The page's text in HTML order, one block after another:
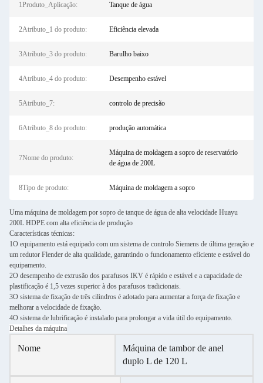
1Produto_Aplicação: Tanque de água
2Atributo_1 do produto: Eficiência elevada
3Atributo_3 do produto: Barulho baixo
4Atributo_4 do produto: Desempenho estável
5Atributo_7: controlo de precisão
6Atributo_8 do produto: produção automática
7Nome do produto:
Máquina de moldagem a sopro de reservatório
de água de 200L
8Tipo de produto: Máquina de moldagem a sopro
Uma máquina de moldagem por sopro de tanque de água de alta velocidade Huayu
200L HDPE com alta eficiência de produção
Características técnicas:
1O equipamento está equipado com um sistema de controlo Siemens de última geração e
um redutor Flender de alta qualidade, garantindo o funcionamento eficiente e estável do
equipamento.
2O desempenho de extrusão dos parafusos IKV é rápido e estável e a capacidade de
plastificação é 1,5 vezes superior à dos parafusos tradicionais.
3O sistema de fixação de três cilindros é adotado para aumentar a força de fixação e
melhorar a velocidade de fixação.
4O sistema de lubrificação é instalado para prolongar a vida útil do equipamento.
Detalhes da máquina
Nome
Máquina de tambor de anel
duplo L de 120 L